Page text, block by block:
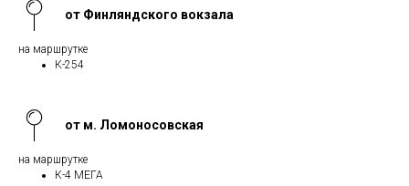
от Финляндского вокзала
на маршрутке
К-254
от м. Ломоносовская
на маршрутке
К-4 МЕГА